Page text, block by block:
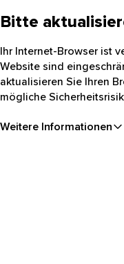
Bitte
Ihr Internet-Browser ist
Website sind
aktualisieren Sie Ihren
mögliche
Weitere Informationen